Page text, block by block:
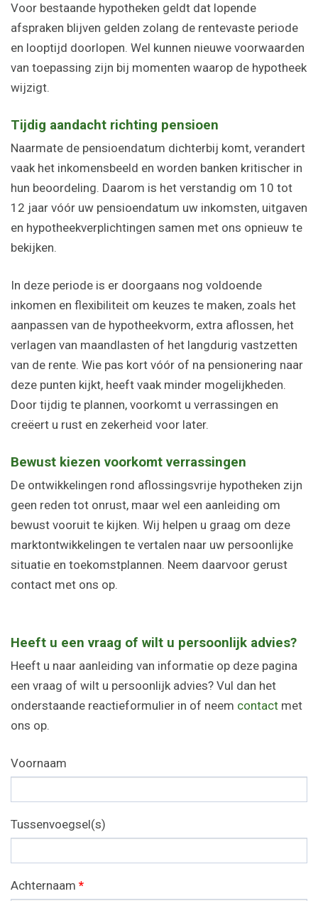
Voor bestaande hypotheken geldt dat lopende
afspraken blijven gelden zolang de rentevaste periode
en looptijd doorlopen. Wel kunnen nieuwe voorwaarden
van toepassing zijn bij momenten waarop de hypotheek
wijzigt.
Tijdig aandacht richting pensioen
Naarmate de pensioendatum dichterbij komt, verandert
vaak het inkomensbeeld en worden banken kritischer in
hun beoordeling. Daarom is het verstandig om 10 tot
12 jaar vóór uw pensioendatum uw inkomsten, uitgaven
en hypotheekverplichtingen samen met ons opnieuw te
bekijken.
In deze periode is er doorgaans nog voldoende
inkomen en flexibiliteit om keuzes te maken, zoals het
aanpassen van de hypotheekvorm, extra aflossen, het
verlagen van maandlasten of het langdurig vastzetten
van de rente. Wie pas kort vóór of na pensionering naar
deze punten kijkt, heeft vaak minder mogelijkheden.
Door tijdig te plannen, voorkomt u verrassingen en
creëert u rust en zekerheid voor later.
Bewust kiezen voorkomt verrassingen
De ontwikkelingen rond aflossingsvrije hypotheken zijn
geen reden tot onrust, maar wel een aanleiding om
bewust vooruit te kijken. Wij helpen u graag om deze
marktontwikkelingen te vertalen naar uw persoonlijke
situatie en toekomstplannen. Neem daarvoor gerust
contact met ons op.
Heeft u een vraag of wilt u persoonlijk advies?
Heeft u naar aanleiding van informatie op deze pagina
een vraag of wilt u persoonlijk advies? Vul dan het
onderstaande reactieformulier in of neem contact met
ons op.
Voornaam
Tussenvoegsel(s)
Achternaam *